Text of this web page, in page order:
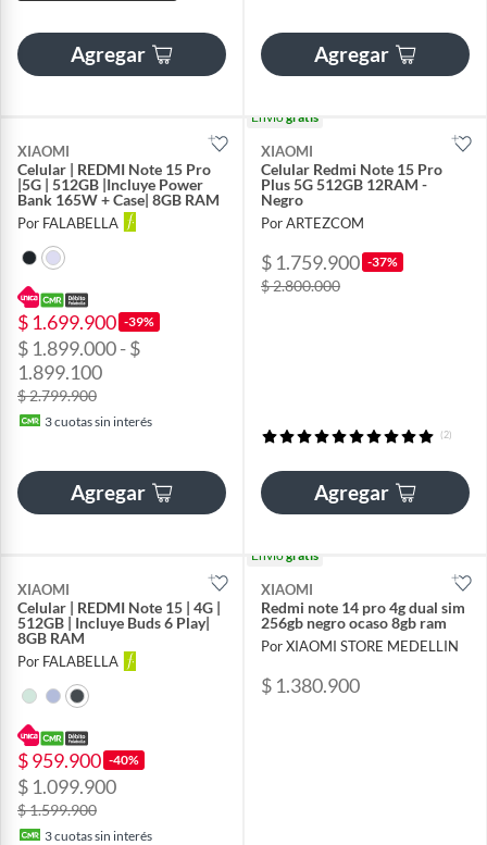
Agregar Agregar
XIAOMI
Celular | REDMI Note 15 Pro
|5G | 512GB |Incluye Power
Bank 165W + Case| 8GB RAM
Por FALABELLA
$ 1.699.900 -39%
$ 1.899.000 - $
1.899.100
$ 2.799.900
3cuotas sin interés
Agregar
Envíogratis
XIAOMI
Celular Redmi Note 15 Pro
Plus 5G 512GB 12RAM -
Negro
Por ARTEZCOM
$ 1.759.900 -37%
$ 2.800.000
(2)
Agregar
XIAOMI
Celular | REDMI Note 15 | 4G |
512GB | Incluye Buds 6 Play|
8GB RAM
Por FALABELLA
$ 959.900 -40%
$ 1.099.900
$ 1.599.900
3cuotas sin interés
Envíogratis
XIAOMI
Redmi note 14 pro 4g dual sim
256gb negro ocaso 8gb ram
Por XIAOMI STORE MEDELLIN
$ 1.380.900